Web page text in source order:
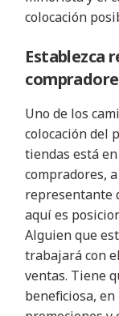
colocación
Establezca
Uno de los
colocación del
tiendas está
compradores,
representante
aquí es
Alguien que
trabajará con
ventas. Tiene
beneficiosa,